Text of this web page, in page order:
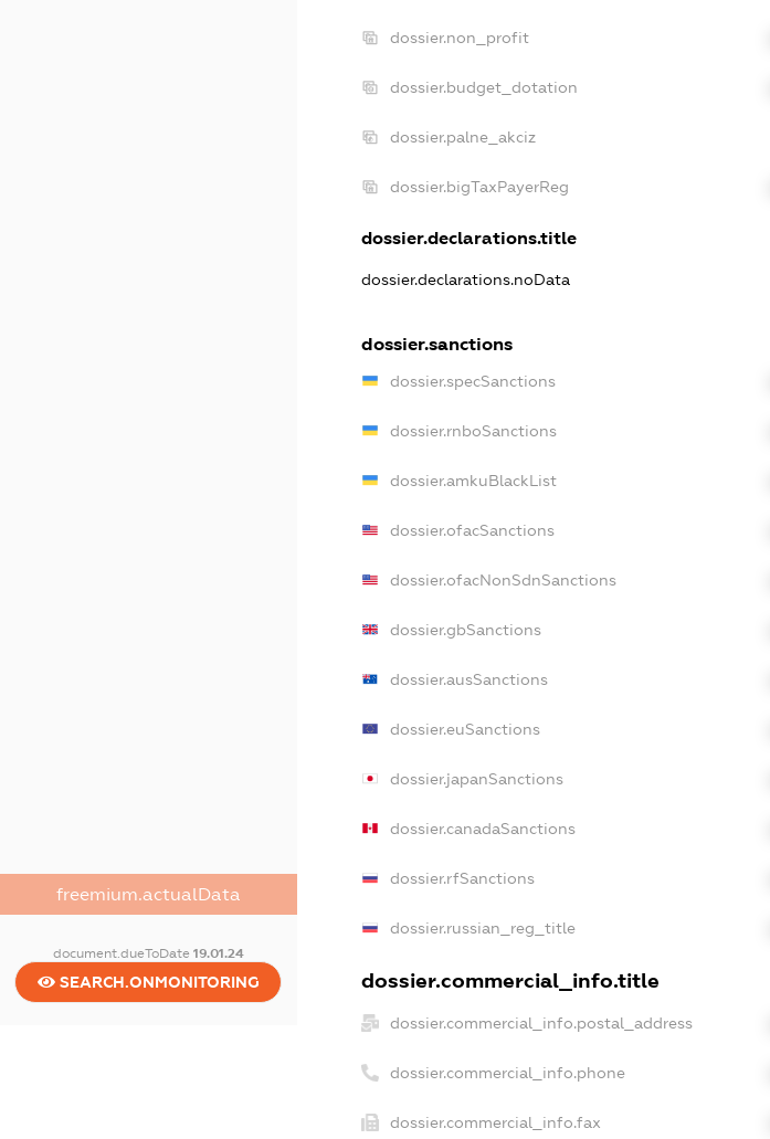
freemium.actualData
document.dueToDate 19.01.24
SEARCH.ONMONITORING
dossier.non_profit
dossier.budget_dotation
dossier.palne_akciz
dossier.bigTaxPayerReg
dossier.declarations.title
dossier.declarations.noData
dossier.sanctions
dossier.specSanctions
dossier.rnboSanctions
dossier.amkuBlackList
dossier.ofacSanctions
dossier.ofacNonSdnSanctions
dossier.gbSanctions
dossier.ausSanctions
dossier.euSanctions
dossier.japanSanctions
dossier.canadaSanctions
dossier.rfSanctions
dossier.russian_reg_title
dossier.commercial_info.title
dossier.commercial_info.postal_address
dossier.commercial_info.phone
dossier.commercial_info.fax